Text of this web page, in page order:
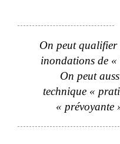
On peut qualifier
inondations de
On peut
technique «
« prévoyante